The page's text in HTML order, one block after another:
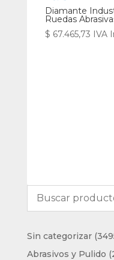
Diamante
Ruedas
$ 67.465,73 IVA
Sin categorizar
Abrasivos y Pulido